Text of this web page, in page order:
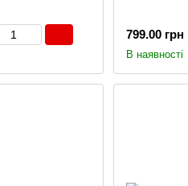
799.00 грн
В наявності